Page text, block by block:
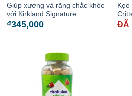
Giúp xương và răng chắc khỏe
với Kirkland Signature...
₫345,000
Kẹo
ĐÃ